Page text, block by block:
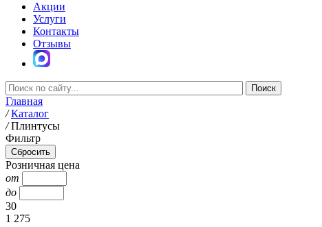
Акции
Услуги
Контакты
Отзывы
Главная
/ Каталог
/ Плинтусы
Фильтр
Розничная цена
от
до
30
1 275